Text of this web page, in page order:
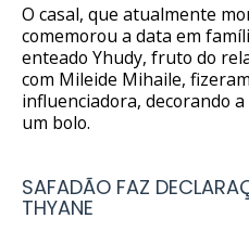
O casal, que atualmente
comemorou a data em
enteado Yhudy, fruto do
com Mileide Mihaile,
influenciadora, decorando
um bolo.
SAFADÃO FAZ
THYANE